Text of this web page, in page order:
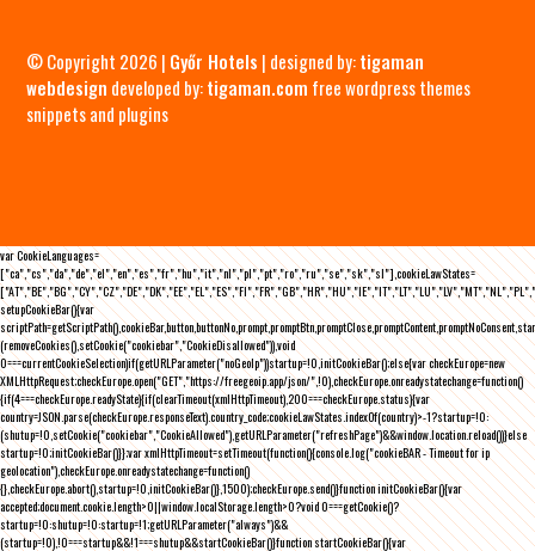
© Copyright 2026 | Győr Hotels | designed by:tigaman
webdesign developed by:tigaman.com free wordpress themes
snippets and plugins
var CookieLanguages=
["ca","cs","da","de","el","en","es","fr","hu","it","nl","pl","pt","ro","ru","se","sk","sl"],cookieLawStates=
setupCookieBar(){var
(removeCookies(),setCookie("cookiebar","CookieDisallowed")),void
0===currentCookieSelection)if(getURLParameter("noGeoIp"))startup=!0,initCookieBar();else{var checkEurope=new
XMLHttpRequest;checkEurope.open("GET","https://freegeoip.app/json/",!0),checkEurope.onreadystatechange=function()
{if(4===checkEurope.readyState){if(clearTimeout(xmlHttpTimeout),200===checkEurope.status){var
country=JSON.parse(checkEurope.responseText).country_code;cookieLawStates.indexOf(country)>-1?startup=!0:
(shutup=!0,setCookie("cookiebar","CookieAllowed"),getURLParameter("refreshPage")&&window.location.reload())}else
startup=!0;initCookieBar()}};var xmlHttpTimeout=setTimeout(function(){console.log("cookieBAR - Timeout for ip
geolocation"),checkEurope.onreadystatechange=function()
{},checkEurope.abort(),startup=!0,initCookieBar()},1500);checkEurope.send()}function initCookieBar(){var
accepted;document.cookie.length>0||window.localStorage.length>0?void 0===getCookie()?
startup=!0:shutup=!0:startup=!1;getURLParameter("always")&&
(startup=!0),!0===startup&&!1===shutup&&startCookieBar()}function startCookieBar(){var